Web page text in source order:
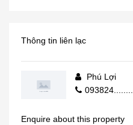
Thông tin liên lạc
Phú Lợi
093824........
Enquire about this property